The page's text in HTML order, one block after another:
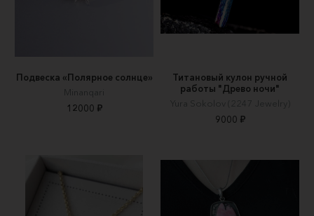
Подвеска «Полярное солнце»
Minanqari
12000 ₽
Титановый кулон ручной
работы "Древо ночи"
Yura Sokolov (2247 Jewelry)
9000 ₽